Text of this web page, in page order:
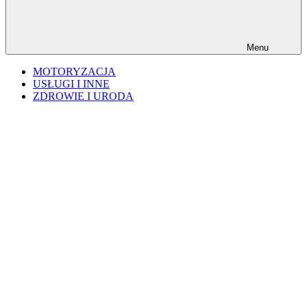
Menu
MOTORYZACJA
USŁUGI I INNE
ZDROWIE I URODA